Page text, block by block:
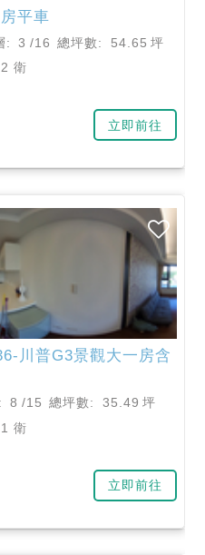
平車
: 3 /16 總坪數: 54.65 坪
衛
立即前往
川普G3景觀大一房含
8 /15 總坪數: 35.49 坪
衛
立即前往